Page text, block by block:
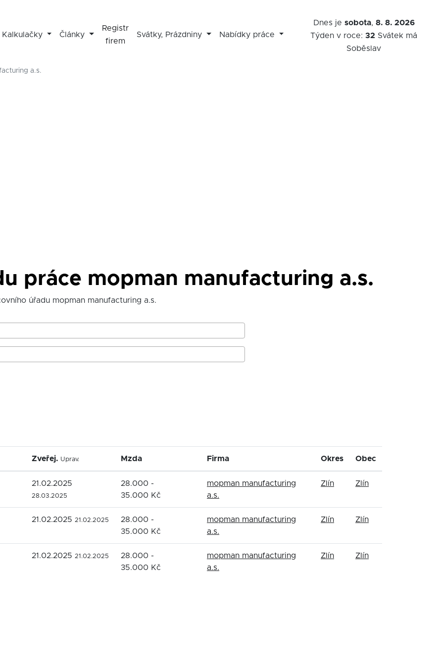
Kalkulačky Články
Registr
firem
Svátky, Prázdniny Nabídky práce
Dnes je sobota, 8. 8. 2026
Týden v roce:32 Svátek má
Soběslav
a.s.
práce mopman manufacturing a.s.
úřadu mopman manufacturing a.s.
Zveřej. Uprav. Mzda Firma Okres Obec
21.02.2025
28.03.2025
28.000 -
35.000 Kč
mopman manufacturing
a.s.
Zlín Zlín
21.02.2025 21.02.2025
28.000 -
35.000 Kč
mopman manufacturing
a.s.
Zlín Zlín
21.02.2025 21.02.2025
28.000 -
35.000 Kč
mopman manufacturing
a.s.
Zlín Zlín